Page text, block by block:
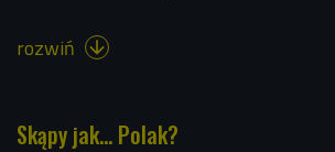
rozwiń 
Skąpy jak... Polak?